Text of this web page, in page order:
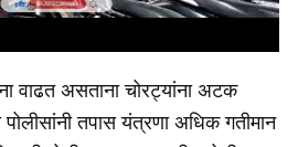
वाढत असताना चोरट्यांना अटक
तपास यंत्रणा अधिक गतीमान